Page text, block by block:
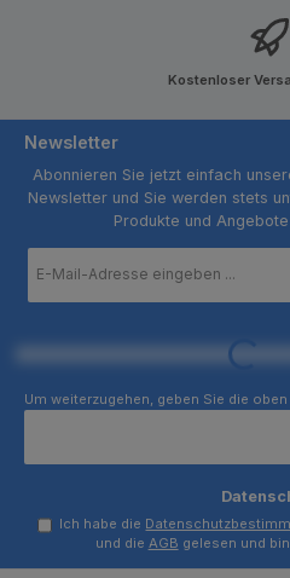
Kostenloser
Newsletter
Abonnieren Sie jetzt einfach
Newsletter und Sie werden stets
Produkte und
Mail-
Loading...
Um weiterzugehen, geben Sie die
Ich habe die
und die AGB gelesen und